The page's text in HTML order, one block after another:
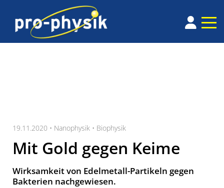
19.11.2020 • Nanophysik • Biophysik
Mit Gold gegen Keime
Wirksamkeit von Edelmetall-Partikeln gegen
Bakterien nachgewiesen.